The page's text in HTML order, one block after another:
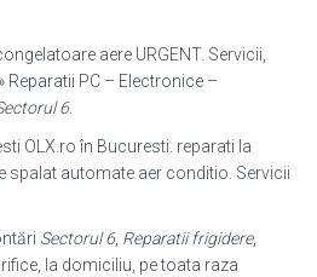
aere URGENT. Servicii,
Reparatii PC – Electronice –
6.
OLX.ro în Bucuresti. reparati la
spalat automate aer conditio. Servicii
Sectorul 6, Reparatii frigidere,
la domiciliu, pe toata raza